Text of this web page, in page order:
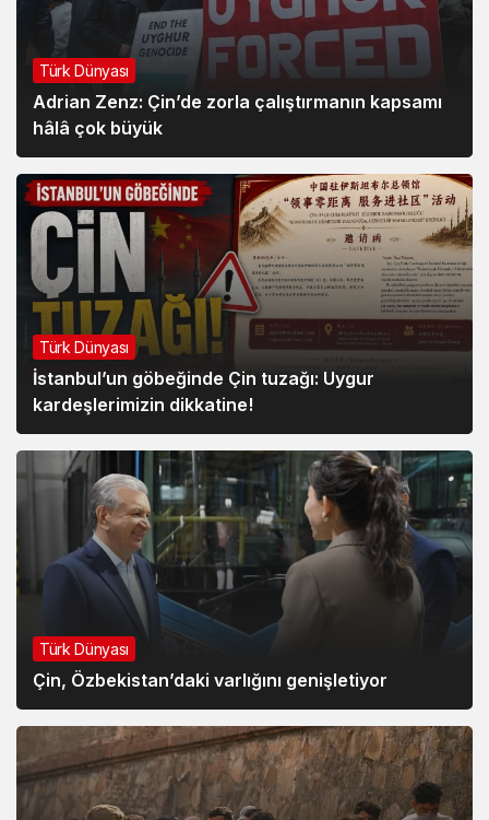
Türk Dünyası
Adrian Zenz: Çin’de zorla çalıştırmanın kapsamı
hâlâ çok büyük
Türk Dünyası
İstanbul’un göbeğinde Çin tuzağı: Uygur
kardeşlerimizin dikkatine!
Türk Dünyası
Çin, Özbekistan’daki varlığını genişletiyor